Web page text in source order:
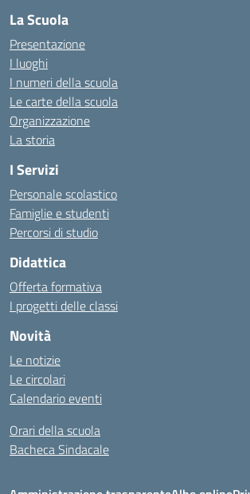
La Scuola
Presentazione
I luoghi
I numeri della scuola
Le carte della scuola
Organizzazione
La storia
I Servizi
Personale scolastico
Famiglie e studenti
Percorsi di studio
Didattica
Offerta formativa
I progetti delle classi
Novità
Le notizie
Le circolari
Calendario eventi
Orari della scuola
Bacheca Sindacale